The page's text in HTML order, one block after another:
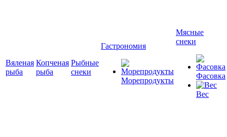
Вяленая
рыба
Копченая
рыба
Рыбные
снеки
Гастрономия
Морепродукты
Мясные
снеки
Фасовка
Вес